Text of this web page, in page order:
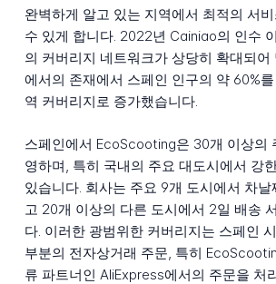
완벽하게 알고 있는 지역에서 최적의 서
수 있게 합니다. 2022년 Cainiao의 인수
의 커버리지 네트워크가 상당히 확대되어
에서의 존재에서 스페인 인구의 약 60%
역 커버리지로 증가했습니다.
스페인에서 EcoScooting은 30개 이상의
영하며, 특히 국내의 주요 대도시에서 강
있습니다. 회사는 주요 9개 도시에서 차
고 20개 이상의 다른 도시에서 2일 배송
다. 이러한 광범위한 커버리지는 스페인
부분의 전자상거래 주문, 특히
류 파트너인 AliExpress에서의 주문을 처